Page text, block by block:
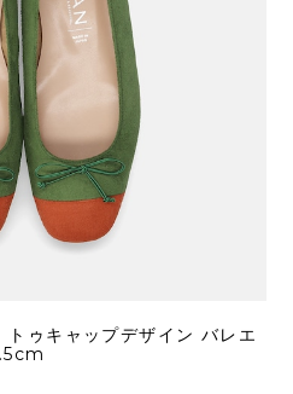
トゥキャップデザイン バレエ